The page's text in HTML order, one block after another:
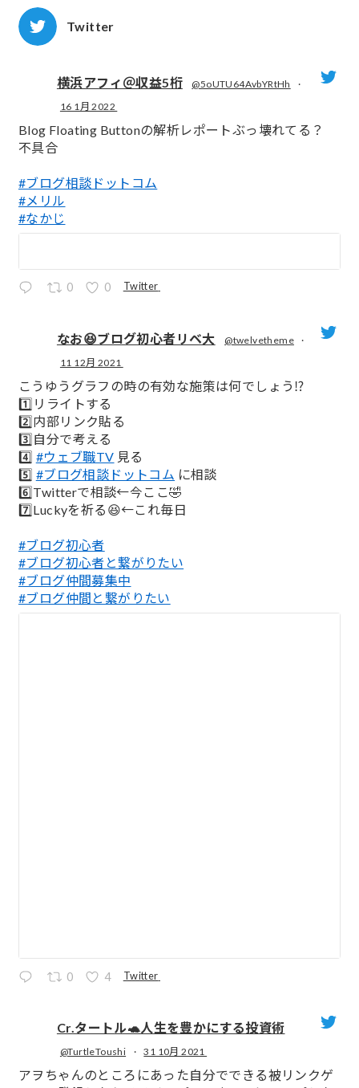
Twitter
横浜アフィ＠収益5桁 @5oUTU64AvbYRtHh
·
16 1月 2022
Blog Floating Buttonの解析レポートぶっ壊れてる？
不具合
#ブログ相談ドットコム
#メリル
#なかじ
0 0 Twitter
なお😆ブログ初心者リベ大 @twelvetheme
·
11 12月 2021
こうゆうグラフの時の有効な施策は何でしょう⁉️
1️⃣リライトする
2️⃣内部リンク貼る
3️⃣自分で考える
4️⃣ #ウェブ職TV 見る
5️⃣ #ブログ相談ドットコム に相談
6️⃣Twitterで相談←今ここ🤣
7️⃣Luckyを祈る😆←これ毎日
#ブログ初心者
#ブログ初心者と繋がりたい
#ブログ仲間募集中
#ブログ仲間と繋がりたい
0 4 Twitter
Cr.タートル🐢人生を豊かにする投資術
@TurtleToushi · 31 10月 2021
アヲちゃんのところにあった自分でできる被リンクゲ